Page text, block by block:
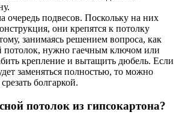
очередь подвесов. Поскольку на них
они крепятся к потолку
занимаясь решением вопроса, как
потолок, нужно гаечным ключом или
крепление и вытащить дюбель. Если
заменяться полностью, то можно
болгаркой.
потолок из гипсокартона?